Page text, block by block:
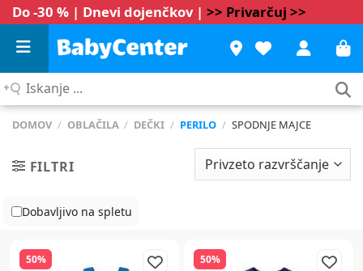
Do -30 % | Dnevi dojenčkov | >> Privarčuj >>
Iskanje
DOMOV / OBLAČILA / DEČKI / PERILO / SPODNJE MAJCE
FILTRI
Dobavljivo na spletu
50% 50%